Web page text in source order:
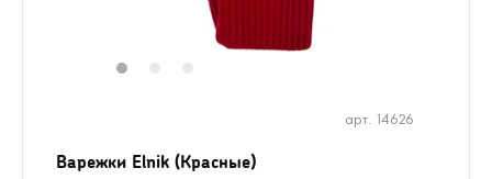
Варежки Elnik (Красные)
арт. 14626